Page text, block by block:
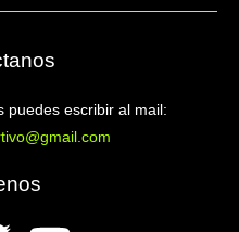
puedes escribir al mail: